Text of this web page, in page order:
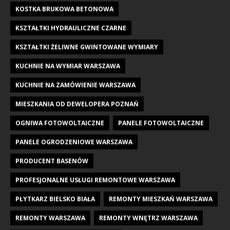
KOSTKA BRUKOWA BETONOWA
KSZTAŁTKI HYDRAULICZNE CZARNE
KSZTAŁTKI ŻELIWNE GWINTOWANE WYMIARY
KUCHNIE NA WYMIAR WARSZAWA
KUCHNIE NA ZAMÓWIENIE WARSZAWA
MIESZKANIA OD DEWELOPERA POZNAŃ
OGNIWA FOTOWOLTAICZNE PANELE FOTOWOLTAICZNE
PANELE OGRODZENIOWE WARSZAWA
PRODUCENT BASENÓW
PROFESJONALNE USŁUGI REMONTOWE WARSZAWA
PŁYTKARZ BIELSKO BIAŁA REMONTY MIESZKAŃ WARSZAWA
REMONTY WARSZAWA REMONTY WNĘTRZ WARSZAWA